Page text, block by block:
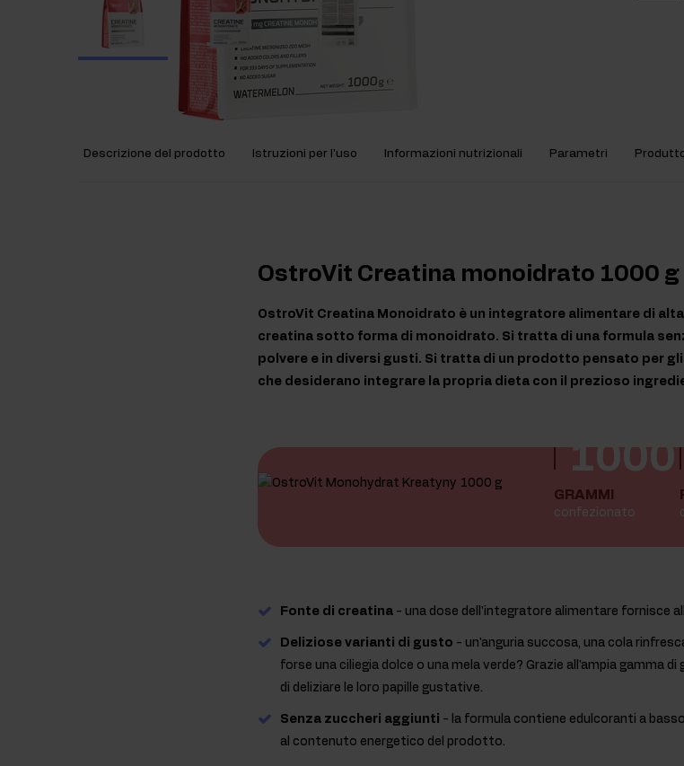
Descrizione del prodotto Istruzioni per l'uso Informazioni nutrizionali Parametri
OstroVit Creatina monoidrato 1000 g
OstroVit Creatina Monoidrato è un integratore alimentare di
creatina sotto forma di monoidrato. Si tratta di una formula
polvere e in diversi gusti. Si tratta di un prodotto pensato per
che desiderano integrare la propria dieta con il prezioso
1000
GRAMMI
confezionato
Fonte di creatina - una dose dell'integratore alimentare fornisce
Deliziose varianti di gusto - un'anguria succosa, una cola
forse una ciliegia dolce o una mela verde? Grazie all'ampia gamma
di deliziare le loro papille gustative.
Senza zuccheri aggiunti - la formula contiene edulcoranti a
al contenuto energetico del prodotto.